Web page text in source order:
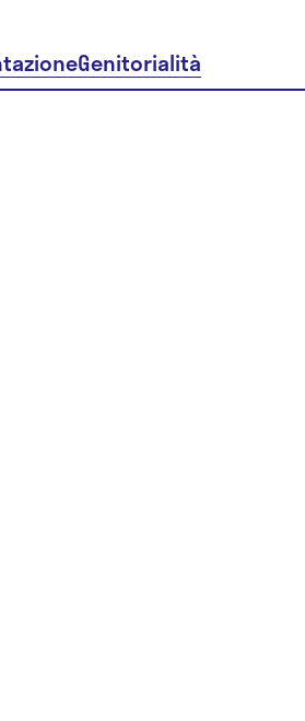
Genitorialità